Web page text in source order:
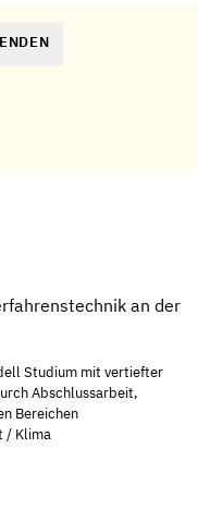
an der
Studium mit vertiefter
Abschlussarbeit,
Bereichen
/ Klima